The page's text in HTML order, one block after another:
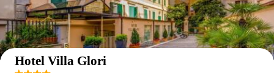
Auf der Karte anzeigen
Hotel Villa Glori